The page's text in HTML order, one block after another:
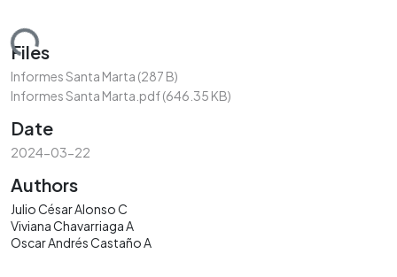
Files
Informes Santa Marta (287 B)
Informes Santa Marta.pdf(646.35 KB)
Date
2024-03-22
Authors
Julio César Alonso C
Viviana Chavarriaga A
Oscar Andrés Castaño A